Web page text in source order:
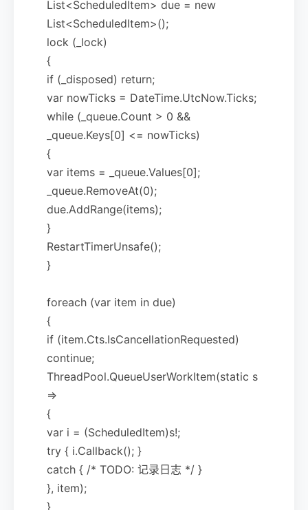
List<ScheduledItem> due = new
List<ScheduledItem>();
lock (_lock)
{
if (_disposed) return;
var nowTicks = DateTime.UtcNow.Ticks;
while (_queue.Count > 0 &&
_queue.Keys[0] <= nowTicks)
{
var items = _queue.Values[0];
_queue.RemoveAt(0);
due.AddRange(items);
}
RestartTimerUnsafe();
}
foreach (var item in due)
{
if (item.Cts.IsCancellationRequested)
continue;
ThreadPool.QueueUserWorkItem(static s
=>
{
var i = (ScheduledItem)s!;
try { i.Callback(); }
catch { /* TODO: 记录日志 */ }
}, item);
}